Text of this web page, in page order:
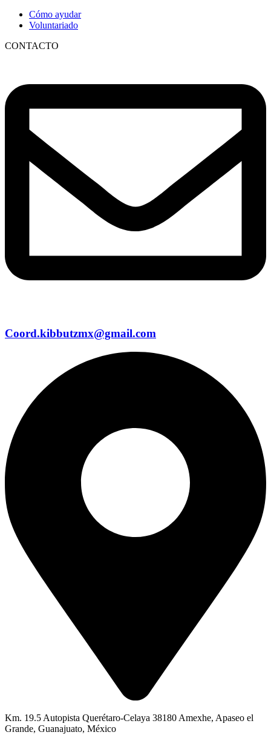
Cómo ayudar
Voluntariado
CONTACTO
Coord.kibbutzmx@gmail.com
Km. 19.5 Autopista Querétaro-Celaya 38180 Amexhe, Apaseo el
Grande, Guanajuato, México